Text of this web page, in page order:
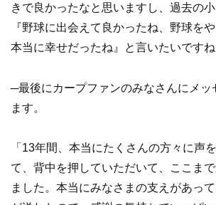
きで良かったなと思いますし、過去の
『野球に出会えて良かったね、野球を
本当に幸せだったね』と言いたいですね
─最後にカープファンのみなさんにメッ
ます。
「13年間、本当にたくさんの方々に声
て、背中を押していただいて、ここま
ました。本当にみなさまの支えがあっ